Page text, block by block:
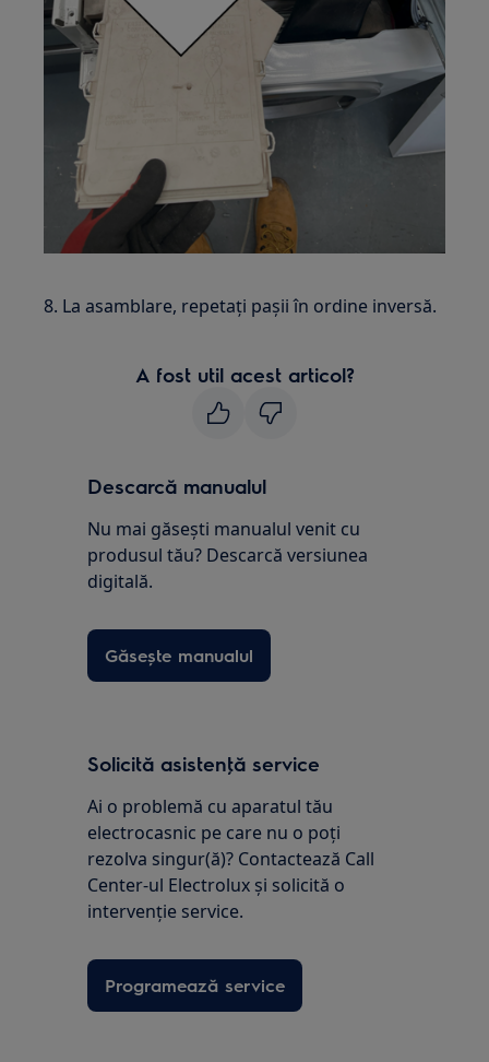
8. La asamblare, repetați pașii în ordine inversă.
A fost util acest articol?
Descarcă manualul
Nu mai găsești manualul venit cu
produsul tău? Descarcă versiunea
digitală.
Găsește manualul
Solicită asistenţă service
Ai o problemă cu aparatul tău
electrocasnic pe care nu o poţi
rezolva singur(ă)? Contactează Call
Center-ul Electrolux și solicită o
intervenţie service.
Programează service